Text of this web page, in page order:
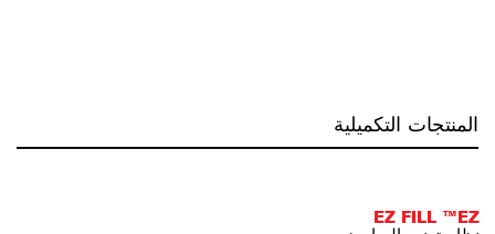
المنتجات التكميلية
EZ FILL ™EZ